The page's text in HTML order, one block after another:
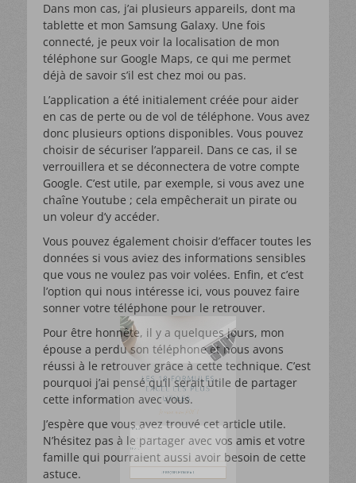
Dans mon cas, j’ai plusieurs appareils, dont ma
tablette et mon Samsung Galaxy. Une fois
connecté, je peux voir la localisation de mon
téléphone sur Google Maps, ce qui me permet
déjà de savoir s’il est chez moi ou pas.
L’application a été initialement créée pour aider
en cas de perte ou de vol de téléphone. Vous avez
donc plusieurs options disponibles. Vous pouvez
choisir de sécuriser l’appareil. Dans ce cas, il se
verrouillera et se déconnectera de votre compte
Google. C’est utile, par exemple, si vous avez une
chaîne Youtube ; cela empêcherait un pirate ou
un voleur d’y accéder.
Vous pouvez également choisir d’effacer toutes les
données si vous aviez des informations sensibles
que vous ne voulez pas voir volées. Enfin, et c’est
l’option qui nous intéresse ici, vous pouvez faire
sonner votre téléphone pour le retrouver.
Pour être honnête, il y a quelques jours, mon
épouse a perdu son téléphone et nous avons
réussi à le retrouver grâce à cette technique. C’est
pourquoi j’ai pensé qu’il serait utile de partager
cette information avec vous.
J’espère que vous avez trouvé cet article utile.
N’hésitez pas à le partager avec vos amis et votre
famille qui pourraient aussi avoir besoin de cette
astuce.
LES 18 FORMULES
EXCEL LES PLUS
UTILES
Je veux mon PDF !
PRÉNOM